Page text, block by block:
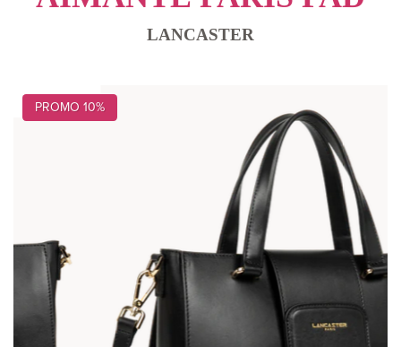
LANCASTER
PROMO 10%